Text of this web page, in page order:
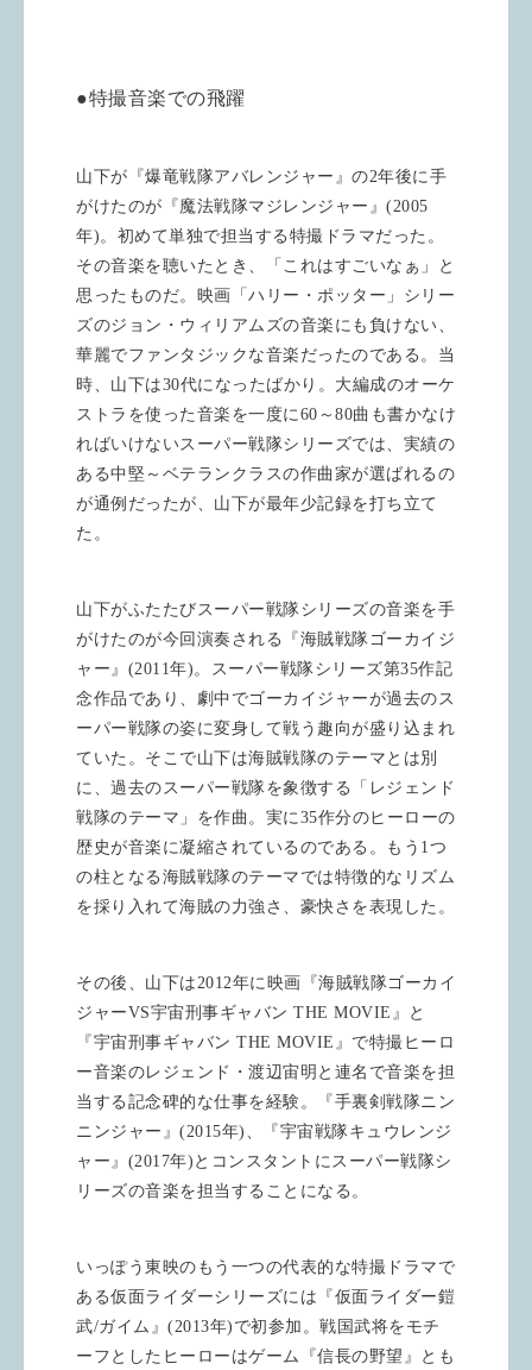
●特撮音楽での飛躍
山下が『爆竜戦隊アバレンジャー』の2年後に手
がけたのが『魔法戦隊マジレンジャー』 (2005
年)。初めて単独で担当する特撮ドラマだった。
その音楽を聴いたとき、「これはすごいなぁ」と
思ったものだ。映画「ハリー・ポッター」シリー
ズのジョン・ウィリアムズの音楽にも負けない、
華麗でファンタジックな音楽だったのである。当
時、山下は30代になったばかり。大編成のオーケ
ストラを使った音楽を一度に60 ～ 80曲も書かなけ
ればいけないスーパー戦隊シリーズでは、実績の
ある中堅～ベテランクラスの作曲家が選ばれるの
が通例だったが、山下が最年少記録を打ち立て
た。
山下がふたたびスーパー戦隊シリーズの音楽を手
がけたのが今回演奏される『海賊戦隊ゴーカイジ
ャー』 (2011年)。スーパー戦隊シリーズ第35作記
念作品であり、劇中でゴーカイジャーが過去のス
ーパー戦隊の姿に変身して戦う趣向が盛り込まれ
ていた。そこで山下は海賊戦隊のテーマとは別
に、過去のスーパー戦隊を象徴する「レジェンド
戦隊のテーマ」を作曲。実に35作分のヒーローの
歴史が音楽に凝縮されているのである。もう 1つ
の柱となる海賊戦隊のテーマでは特徴的なリズム
を採り入れて海賊の力強さ、豪快さを表現した。
その後、山下は2012年に映画『海賊戦隊ゴーカイ
ジャーVS宇宙刑事ギャバン THE MOVIE 』と
『宇宙刑事ギャバン THE MOVIE 』で特撮ヒーロ
ー音楽のレジェンド・渡辺宙明と連名で音楽を担
当する記念碑的な仕事を経験。『手裏剣戦隊ニン
ニンジャー』 (2015年) 、『宇宙戦隊キュウレンジ
ャー』 (2017年) とコンスタントにスーパー戦隊シ
リーズの音楽を担当することになる。
いっぽう東映のもう一つの代表的な特撮ドラマで
ある仮面ライダーシリーズには『仮面ライダー鎧
武/ガイム』 (2013年) で初参加。戦国武将をモチ
ーフとしたヒーローはゲーム『信長の野望』とも